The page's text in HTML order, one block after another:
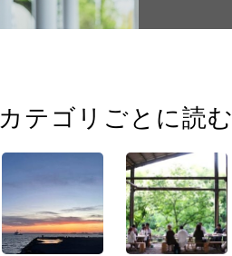
カテゴリごとに読む